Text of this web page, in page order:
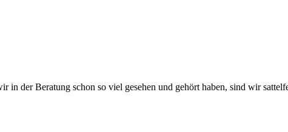
der Beratung schon so viel gesehen und gehört haben, sind wir